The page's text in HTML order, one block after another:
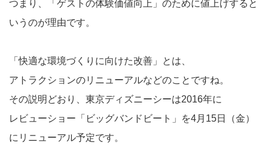
つまり、「ゲストの体験価値向上」のために値上げすると
いうのが理由です。
「快適な環境づくりに向けた改善」とは、
アトラクションのリニューアルなどのことですね。
その説明どおり、東京ディズニーシーは2016年に
レビューショー「ビッグバンドビート」を4月15日（金）
にリニューアル予定です。